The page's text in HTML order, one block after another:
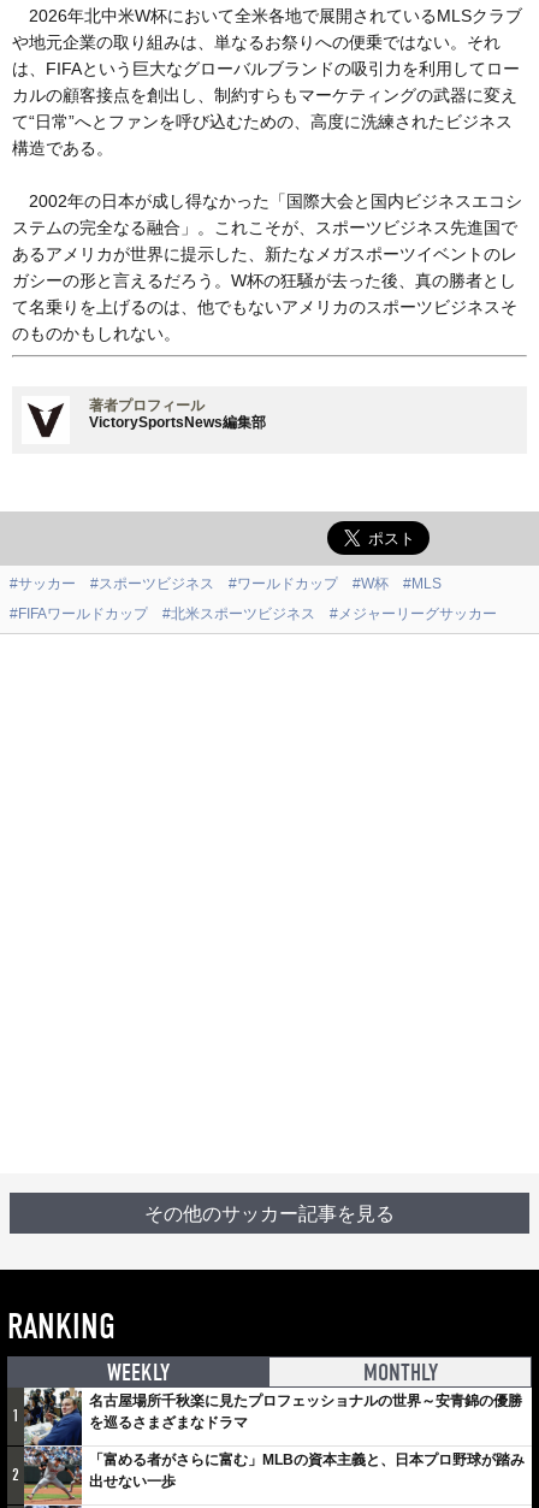
2026年北中米W杯において全米各地で展開されているMLSクラブ
や地元企業の取り組みは、単なるお祭りへの便乗ではない。それ
は、FIFAという巨大なグローバルブランドの吸引力を利用してロー
カルの顧客接点を創出し、制約すらもマーケティングの武器に変え
て“日常”へとファンを呼び込むための、高度に洗練されたビジネス
構造である。
2002年の日本が成し得なかった「国際大会と国内ビジネスエコシ
ステムの完全なる融合」。これこそが、スポーツビジネス先進国で
あるアメリカが世界に提示した、新たなメガスポーツイベントのレ
ガシーの形と言えるだろう。W杯の狂騒が去った後、真の勝者とし
て名乗りを上げるのは、他でもないアメリカのスポーツビジネスそ
のものかもしれない。
著者プロフィール
VictorySportsNews編集部
#サッカー #スポーツビジネス #ワールドカップ #W杯
#MLS
#FIFAワールドカップ
#北米スポーツビジネス #メジャーリーグサッカー
その他のサッカー記事を見る
RANKING
WEEKLY MONTHLY
1
名古屋場所千秋楽に見たプロフェッショナルの世界～安青錦の優勝
を巡るさまざまなドラマ
2
「富める者がさらに富む」MLBの資本主義と、日本プロ野球が踏み
出せない一歩